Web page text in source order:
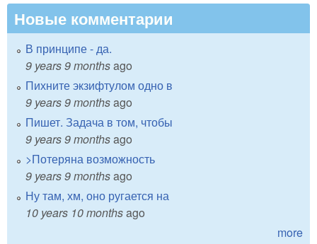
Новые комментарии
В принципе - да.
9 years 9 monthsago
Пихните экзифтулом одно в
9 years 9 monthsago
Пишет. Задача в том, чтобы
9 years 9 monthsago
>Потеряна возможность
9 years 9 monthsago
Ну там, хм, оно ругается на
10 years 10 monthsago
more